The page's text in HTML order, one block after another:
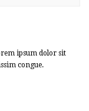
ipsum dolor sit
congue.